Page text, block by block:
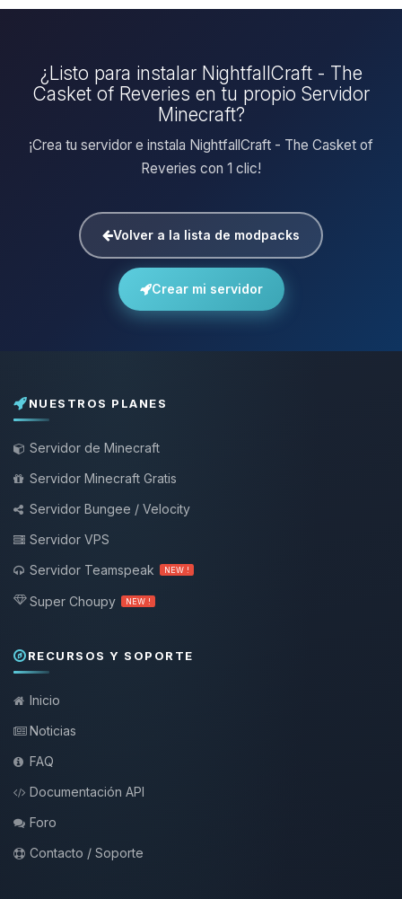
¿Listo para instalar NightfallCraft - The
Casket of Reveries en tu propio Servidor
Minecraft?
¡Crea tu servidor e instala NightfallCraft - The Casket of
Reveries con 1 clic!
Volver a la lista de modpacks
Crear mi servidor
NUESTROS PLANES
Servidor de Minecraft
Servidor Minecraft Gratis
Servidor Bungee / Velocity
Servidor VPS
Servidor Teamspeak
NEW !
Super Choupy NEW !
RECURSOS Y SOPORTE
Inicio
Noticias
FAQ
Documentación API
Foro
Contacto / Soporte